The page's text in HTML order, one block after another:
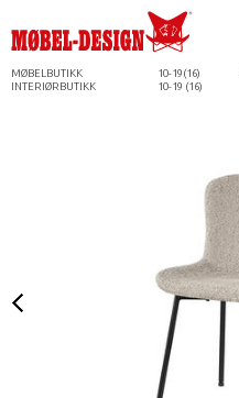
MØBELBUTIKK 10-19(16)
INTERIØRBUTIKK
10-19 (16)